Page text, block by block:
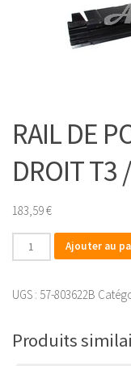
RAIL DE
DROIT T3
183,59€
quantité
de
DE
COULISSANTE
Ajouter au
UGS : 57-803622B
Produits